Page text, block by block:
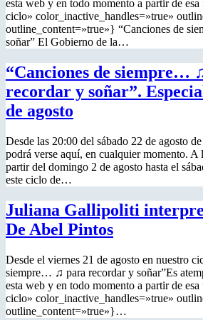
esta web y en todo momento a partir de
ciclo» color_inactive_handles=»true»
outline_content=»true»} “Canciones de
soñar” El Gobierno de la…
“Canciones de siempre…
recordar y soñar”.
de agosto
Desde las 20:00 del sábado 22 de agosto
podrá verse aquí, en cualquier momento. A
partir del domingo 2 de agosto hasta el
este ciclo de…
Juliana Gallipoliti
De Abel Pintos
Desde el viernes 21 de agosto en nuestro
siempre… ♫ para recordar y soñar”Es
esta web y en todo momento a partir de
ciclo» color_inactive_handles=»true»
outline_content=»true»}…